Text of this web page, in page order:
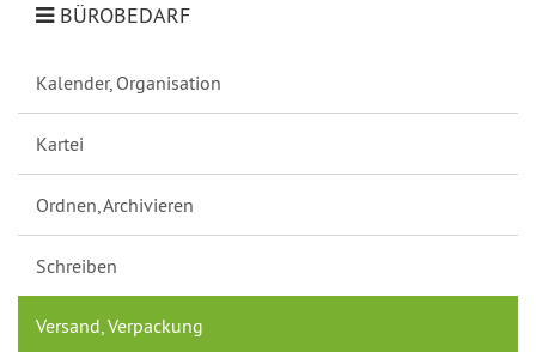
BÜROBEDARF
Kalender, Organisation
Kartei
Ordnen, Archivieren
Schreiben
Versand, Verpackung